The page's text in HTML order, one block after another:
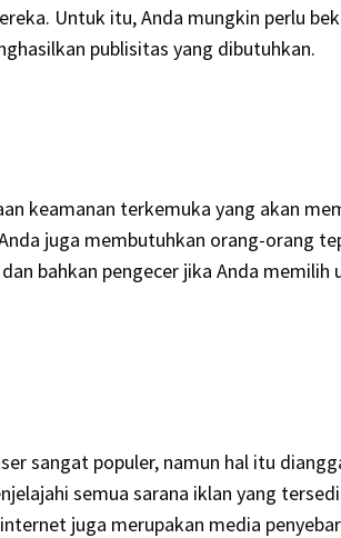
Untuk itu, Anda mungkin perlu
publisitas yang dibutuhkan.
keamanan terkemuka yang akan
juga membutuhkan orang-orang
bahkan pengecer jika Anda memilih
sangat populer, namun hal itu
semua sarana iklan yang
juga merupakan media